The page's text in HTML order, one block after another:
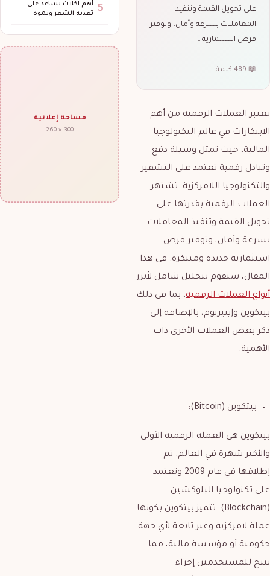
على تحويل القيمة وتنفيذ
المعاملات بسرعة وأمان، وتوفير
فرص استثمارية…
📖 489 كلمة
تعتبر العملات الرقمية من أهم
الابتكارات في عالم التكنولوجيا
المالية، حيث تمثل وسيلة دفع
وتبادل رقمية تعتمد على التشفير
والتكنولوجيا اللامركزية. تشتهر
العملات الرقمية بقدرتها على
تحويل القيمة وتنفيذ المعاملات
بسرعة وأمان، وتوفير فرص
استثمارية جديدة ومبتكرة. في هذا
المقال، سنقوم بتحليل شامل لأبرز
أنواع العملات الرقمية، بما في ذلك
بيتكوين وإيثيريوم، بالإضافة إلى
ذكر بعض العملات الأخرى ذات
الأهمية.
بيتكوين (Bitcoin):
بيتكوين هي العملة الرقمية الأولى
والأكثر شهرة في العالم. تم
إطلاقها في عام 2009 وتعتمد
على تكنولوجيا البلوكشين
(Blockchain). تتميز بيتكوين بكونها
عملة لامركزية وغير تابعة لأي جهة
حكومية أو مؤسسة مالية، مما
يتيح للمستخدمين إجراء
5
أهم اكلات تساعد على
تغذيه الشعر ونموه
مساحة إعلانية
300 × 260